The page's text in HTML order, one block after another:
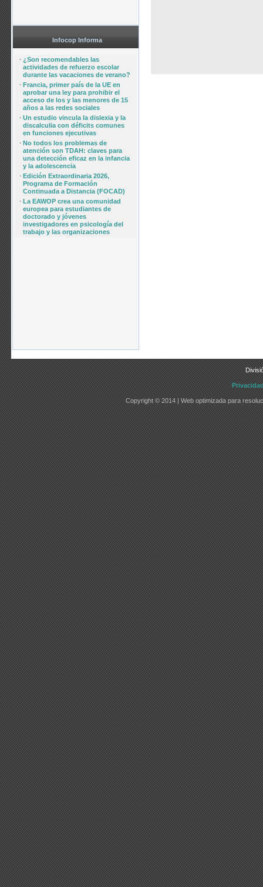
Infocop Informa
· ¿Son recomendables las
actividades de refuerzo escolar
durante las vacaciones de verano?
· Francia, primer país de la UE en
aprobar una ley para prohibir el
acceso de los y las menores de 15
años a las redes sociales
· Un estudio vincula la dislexia y la
discalculia con déficits comunes
en funciones ejecutivas
· No todos los problemas de
atención son TDAH: claves para
una detección eficaz en la infancia
y la adolescencia
· Edición Extraordinaria 2026,
Programa de Formación
Continuada a Distancia (FOCAD)
· La EAWOP crea una comunidad
europea para estudiantes de
doctorado y jóvenes
investigadores en psicología del
trabajo y las organizaciones
Copyright © 2014 | Web optimizada para